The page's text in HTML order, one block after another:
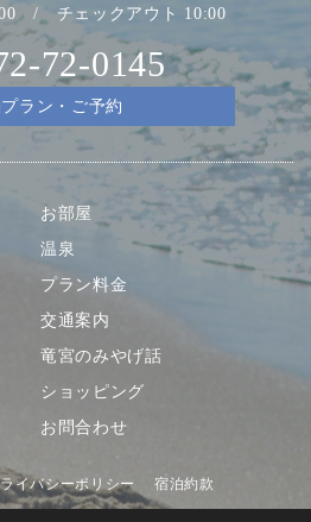
/ チェックアウト 10:00
72-0145
ラン・ご予約
お部屋
温泉
プラン料金
交通案内
竜宮のみやげ話
ショッピング
お問合わせ
イバシーポリシー 宿泊約款